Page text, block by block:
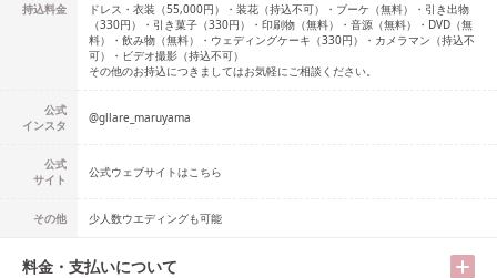
持込料金
ドレス・衣装（55,000円）・装花（持込不可）・ブーケ（無料）・引き出物
（330円）・引き菓子（330円）・印刷物（無料）・音源（無料）・DVD（無
料）・飲み物（無料）・ウェディングケーキ（330円）・カメラマン（持込不
可）・ビデオ撮影（持込不可）
その他のお持込につきましてはお気軽にご相談ください。
公式
インスタ
@gllare_maruyama
公式
サイト
公式ウェブサイトはこちら
その他 少人数ウエディングも可能
料金・支払いについて